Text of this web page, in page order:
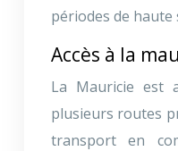
périodes de haute
Accès à la
La Mauricie est
plusieurs routes
transport en